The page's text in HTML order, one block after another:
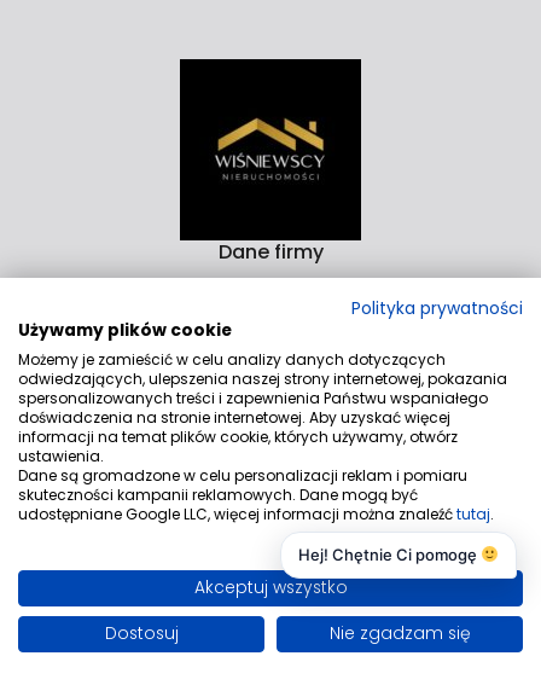
Dane firmy
Biuro Nieruchomości Wiśniewscy Nieruchomości
Rzeźnicka 14-15D 82-300 Elbląg
Aleja Rodła 4/9 82-200 Malbork
Kontakt
biuro@wnieruchomosci.pl
+48530540852
Znajdziesz nas tu
© 2026 Wszystkie prawa zastrzeżone | Program dla biur
Polityka prywatności
Używamy plików cookie
Możemy je zamieścić w celu analizy danych dotyczących
odwiedzających, ulepszenia naszej strony internetowej, pokazania
spersonalizowanych treści i zapewnienia Państwu wspaniałego
doświadczenia na stronie internetowej. Aby uzyskać więcej
informacji na temat plików cookie, których używamy, otwórz
ustawienia.
Dane są gromadzone w celu personalizacji reklam i pomiaru
skuteczności kampanii reklamowych. Dane mogą być
udostępniane Google LLC, więcej informacji można znaleźćtutaj.
Akceptuj wszystko
Dostosuj
Nie zgadzam się
Hej! Chętnie Ci pomogę